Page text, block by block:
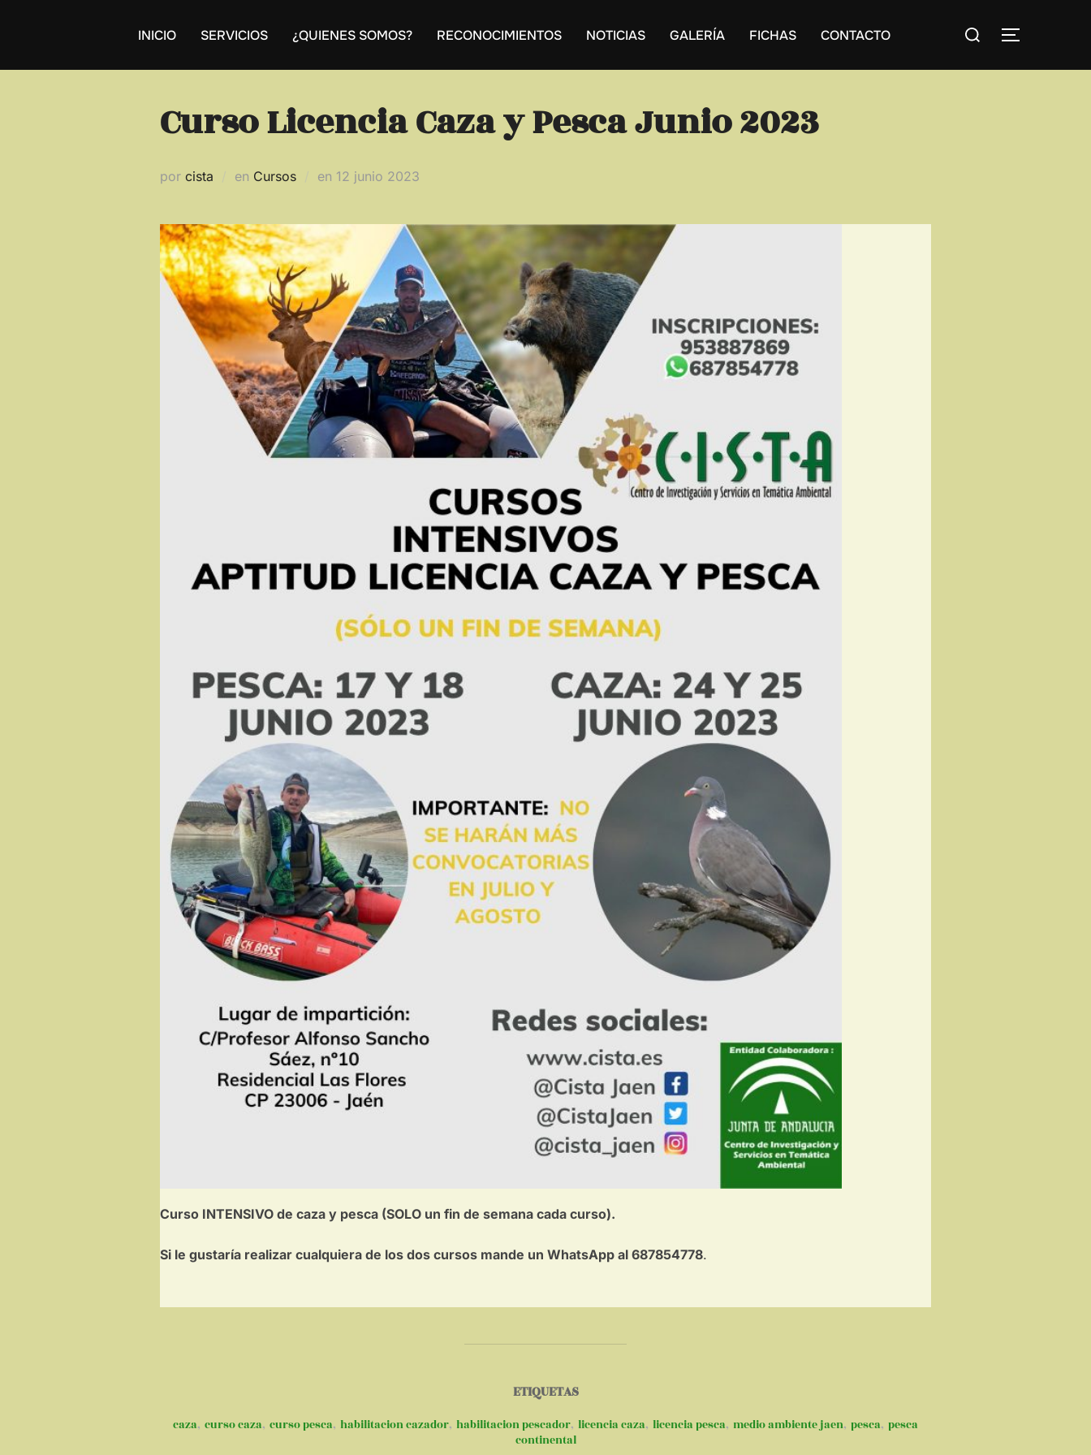
INICIO SERVICIOS ¿QUIENES SOMOS? RECONOCIMIENTOS NOTICIAS GALERÍA FICHAS CONTACTO
Buscar:
Curso Licencia Caza y Pesca Junio 2023
por cista en Cursos en Publicado
12 junio 2023
Curso INTENSIVO de caza y pesca (SOLO un fin de semana cada curso).
Si le gustaría realizar cualquiera de los dos cursos mande un WhatsApp al 687854778.
ETIQUETAS
caza, curso caza, curso pesca, habilitacion cazador, habilitacion pescador, licencia caza, licencia pesca, medio ambiente jaen, pesca, pesca
continental